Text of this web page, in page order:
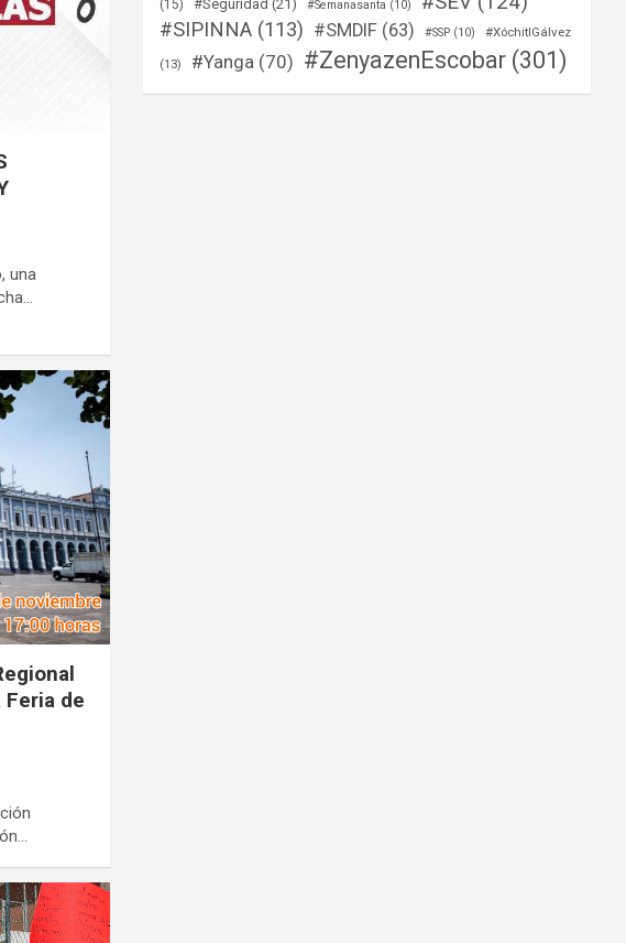
una
Feria de
(15)
#Seguridad (21) #Semanasanta (10)
#SIPINNA (113) #SMDIF (63) #SSP (10) #XóchitlGálvez
(13) #Yanga (70) #ZenyazenEscobar (301)